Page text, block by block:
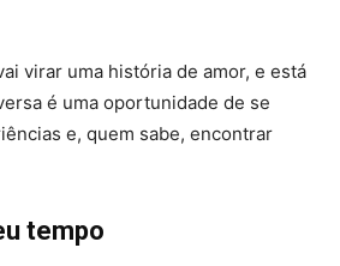
virar uma história de amor, e está
é uma oportunidade de se
e, quem sabe, encontrar
tempo